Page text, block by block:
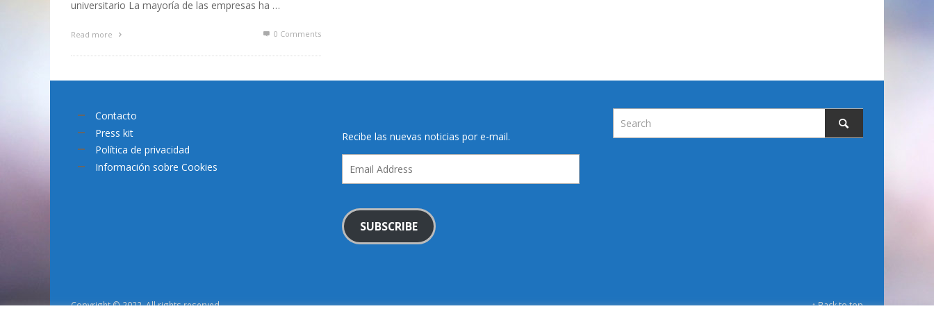
universitario La mayoría de las empresas ha …
Read more 0 Comments
Contacto
Press kit
Política de privacidad
Información sobre Cookies
Recibe las nuevas noticias por e-mail.
Address
SUBSCRIBE
Copyright © 2022. All rights reserved. ↑ Back to top